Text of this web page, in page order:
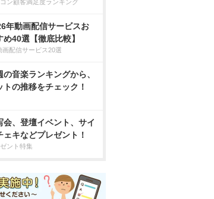
ン顧客満足度ランキング
年動画配信サービスお
め40選【徹底比較】
画配信サービス20選
の音楽ランキングから、
トの推移をチェック！
会、登壇イベント、サイ
ェキなどプレゼント！
ント特集